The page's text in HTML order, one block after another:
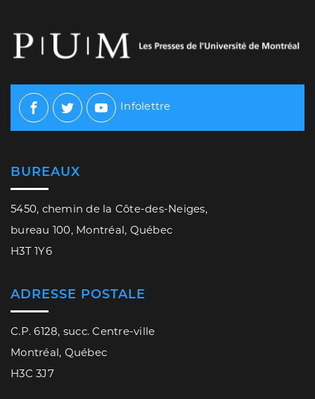
Facebook
TwitterYoutube
Infolettre
BUREAUX
5450, chemin de la Côte-des-Neiges,
bureau 100, Montréal, Québec
H3T 1Y6
ADRESSE POSTALE
C.P. 6128, succ. Centre-ville
Montréal, Québec
H3C 3J7